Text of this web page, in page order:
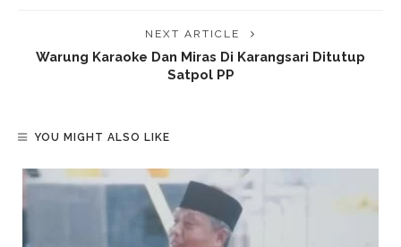
NEXT ARTICLE
Warung Karaoke Dan Miras Di Karangsari Ditutup
Satpol PP
YOU MIGHT ALSO LIKE